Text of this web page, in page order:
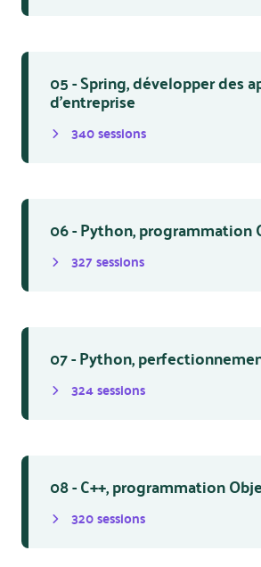
05 - Spring, développer des
d'entreprise
340sessions
06 - Python, programmation
327sessions
07 - Python,
324sessions
08 - C++, programmation
320sessions